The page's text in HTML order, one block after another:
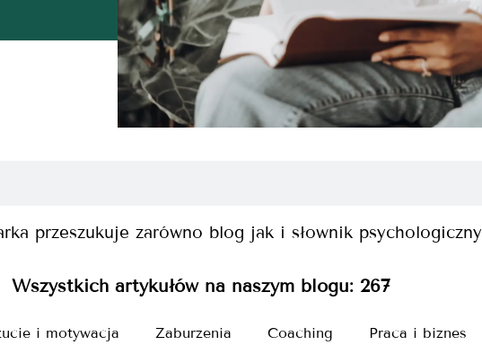
przeszukuje zarówno blog jak i słownik psychologiczny
Wszystkich artykułów na naszym blogu: 267
i motywacja Zaburzenia Coaching Praca i biznes